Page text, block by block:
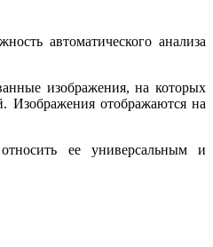
автоматического анализа
изображения, на которых
Изображения отображаются на
ее универсальным и